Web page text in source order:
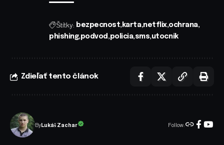
Štítky: bezpecnost karta netflix ochrana
phishing podvod policia sms utocnik
Zdieľať tento článok
ByLukáš Zachar Follow: